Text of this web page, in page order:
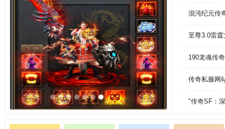
混沌纪元传
至尊3.0雷
190龙魂传
传奇私服网
"传奇SF：